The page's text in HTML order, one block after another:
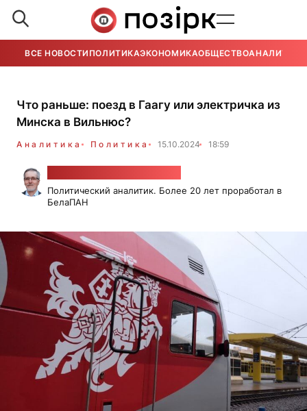
ВСЕ НОВОСТИ ПОЛИТИКАЭКОНОМИКАОБЩЕСТВОАНАЛИТИКА
Что раньше: поезд в Гаагу или электричка из
Минска в Вильнюс?
Аналитика Политика 15.10.2024 18:59
Политический аналитик. Более 20 лет проработал в
БелаПАН